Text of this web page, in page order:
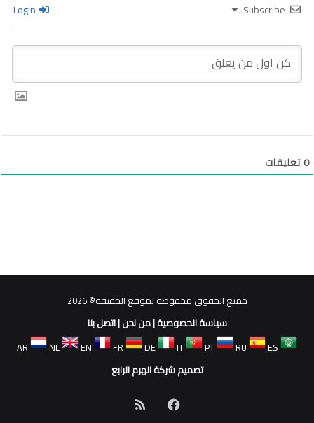
Subscribe
0تعليقات
جميع الحقوق محفوظة لموقع الحقيقة© 2026
سياسة الخصوصية|من نحن|اتصل بنا
AR
NL EN FR DE IT PT RU
ES
تصميم شركة الهرم الرابع
فيسبوك